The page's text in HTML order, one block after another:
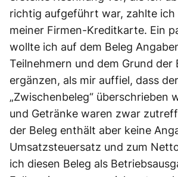
richtig aufgeführt war, zahlte ich
meiner Firmen-Kreditkarte. Ein
wollte ich auf dem Beleg
Teilnehmern und dem Grund der
ergänzen, als mir auffiel, dass
„Zwischenbeleg“ überschrieben
und Getränke waren zwar
der Beleg enthält aber keine
Umsatzsteuersatz und zum
ich diesen Beleg als